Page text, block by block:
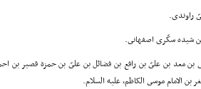
بن معد بن علىّ بن رافع بن فضائل بن علىّ بن حمزة قصیر بن
بن الامام موسى الکاظم، علیه السلام.